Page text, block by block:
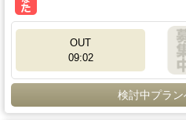
OUT
09:02
検討中プラ